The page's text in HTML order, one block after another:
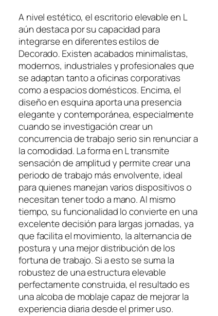
A nivel estético, el escritorio elevable en L
aún destaca por su capacidad para
integrarse en diferentes estilos de
Decorado. Existen acabados minimalistas,
modernos, industriales y profesionales que
se adaptan tanto a oficinas corporativas
como a espacios domésticos. Encima, el
diseño en esquina aporta una presencia
elegante y contemporánea, especialmente
cuando se investigación crear un
concurrencia de trabajo serio sin renunciar a
la comodidad. La forma en L transmite
sensación de amplitud y permite crear una
periodo de trabajo más envolvente, ideal
para quienes manejan varios dispositivos o
necesitan tener todo a mano. Al mismo
tiempo, su funcionalidad lo convierte en una
excelente decisión para largas jornadas, ya
que facilita el movimiento, la alternancia de
postura y una mejor distribución de los
fortuna de trabajo. Si a esto se suma la
robustez de una estructura elevable
perfectamente construida, el resultado es
una alcoba de moblaje capaz de mejorar la
experiencia diaria desde el primer uso.